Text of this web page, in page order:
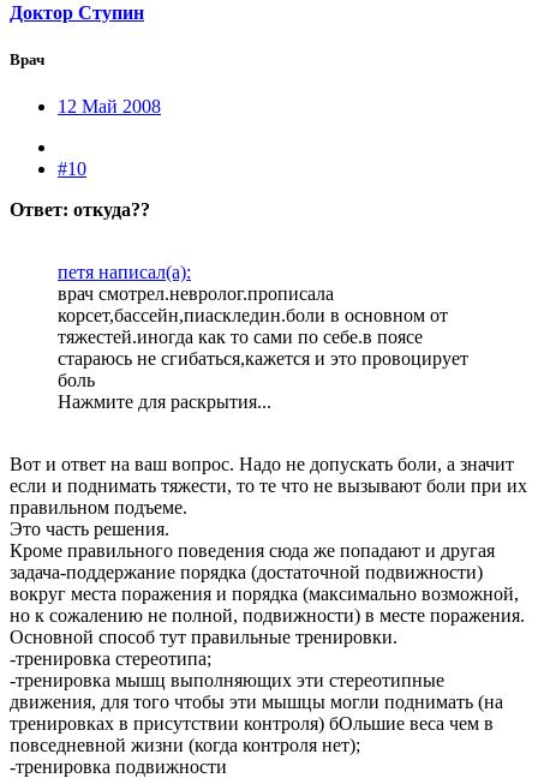
Доктор Ступин
Врач
12 Май 2008
#10
Ответ: откуда??
петя написал(а):
врач смотрел.невролог.прописала
корсет,бассейн,пиаскледин.боли в основном от
тяжестей.иногда как то сами по себе.в поясе
стараюсь не сгибаться,кажется и это провоцирует
боль
Нажмите для раскрытия...
Вот и ответ на ваш вопрос. Надо не допускать боли, а значит
если и поднимать тяжести, то те что не вызывают боли при их
правильном подъеме.
Это часть решения.
Кроме правильного поведения сюда же попадают и другая
задача-поддержание порядка (достаточной подвижности)
вокруг места поражения и порядка (максимально возможной,
но к сожалению не полной, подвижности) в месте поражения.
Основной способ тут правильные тренировки.
-тренировка стереотипа;
-тренировка мышц выполняющих эти стереотипные
движения, для того чтобы эти мышцы могли поднимать (на
тренировках в присутствии контроля) бОльшие веса чем в
повседневной жизни (когда контроля нет);
-тренировка подвижности